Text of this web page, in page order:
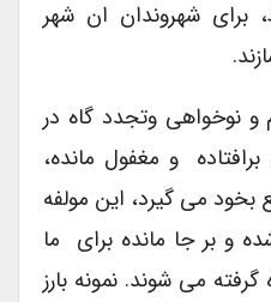
برای شهروندان ان شهر
نوخواهی وتجدد گاه در
و مغفول مانده،
می گیرد، این مولفه
بر جا مانده برای ما
می شوند. نمونه بارز